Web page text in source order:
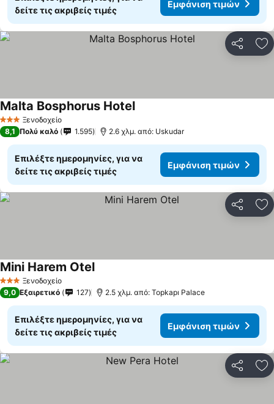
δείτε τις ακριβείς τιμές
Εμφάνιση τιμών
3 ΑστέριαΞενοδοχείο
Malta Bosphorus HotelΕμφάνιση τιμών
8,1 Πολύ καλό 1.595 2.6 χλμ. από: Uskudar
Επιλέξτε ημερομηνίες, για να
δείτε τις ακριβείς τιμές
Εμφάνιση τιμών
3 ΑστέριαΞενοδοχείο
Mini Harem OtelΕμφάνιση τιμών
9,0 Εξαιρετικό 127 2.5 χλμ. από: Topkapı Palace
Επιλέξτε ημερομηνίες, για να
δείτε τις ακριβείς τιμές
Εμφάνιση τιμών